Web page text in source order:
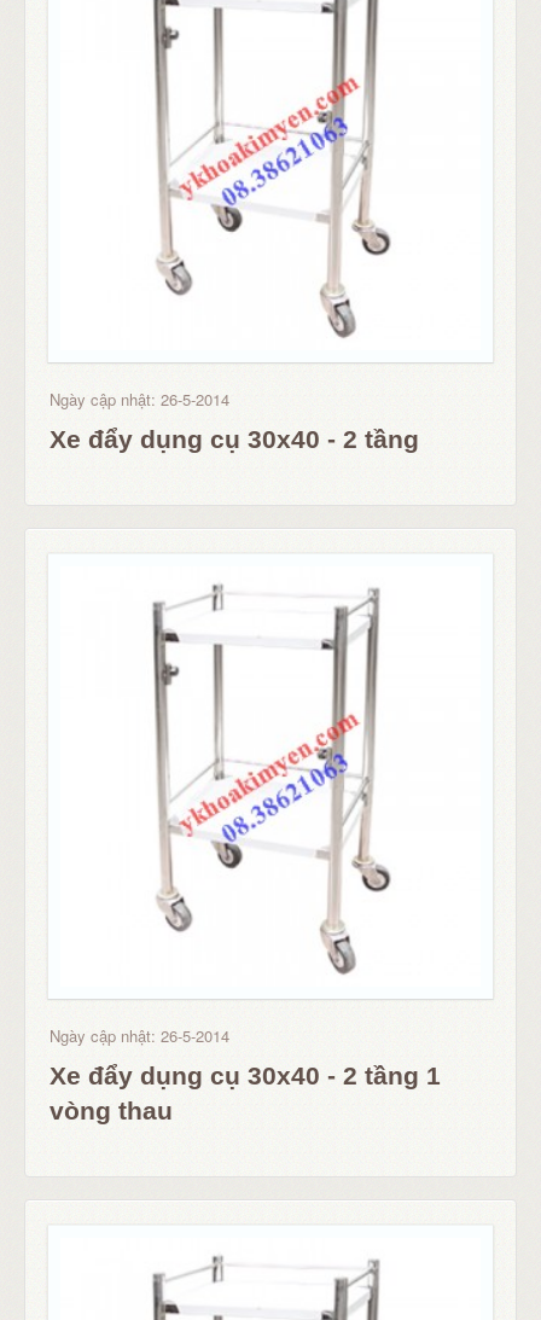
Ngày cập nhật: 26-5-2014
Xe đẩy dụng cụ 30x40 - 2 tầng
Ngày cập nhật: 26-5-2014
Xe đẩy dụng cụ 30x40 - 2 tầng 1
vòng thau